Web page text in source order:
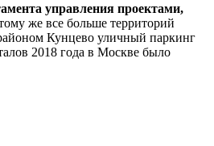
управления проектами,
же все больше территорий
Кунцево уличный паркинг
2018 года в Москве было